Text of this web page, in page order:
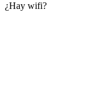
¿Hay wifi?